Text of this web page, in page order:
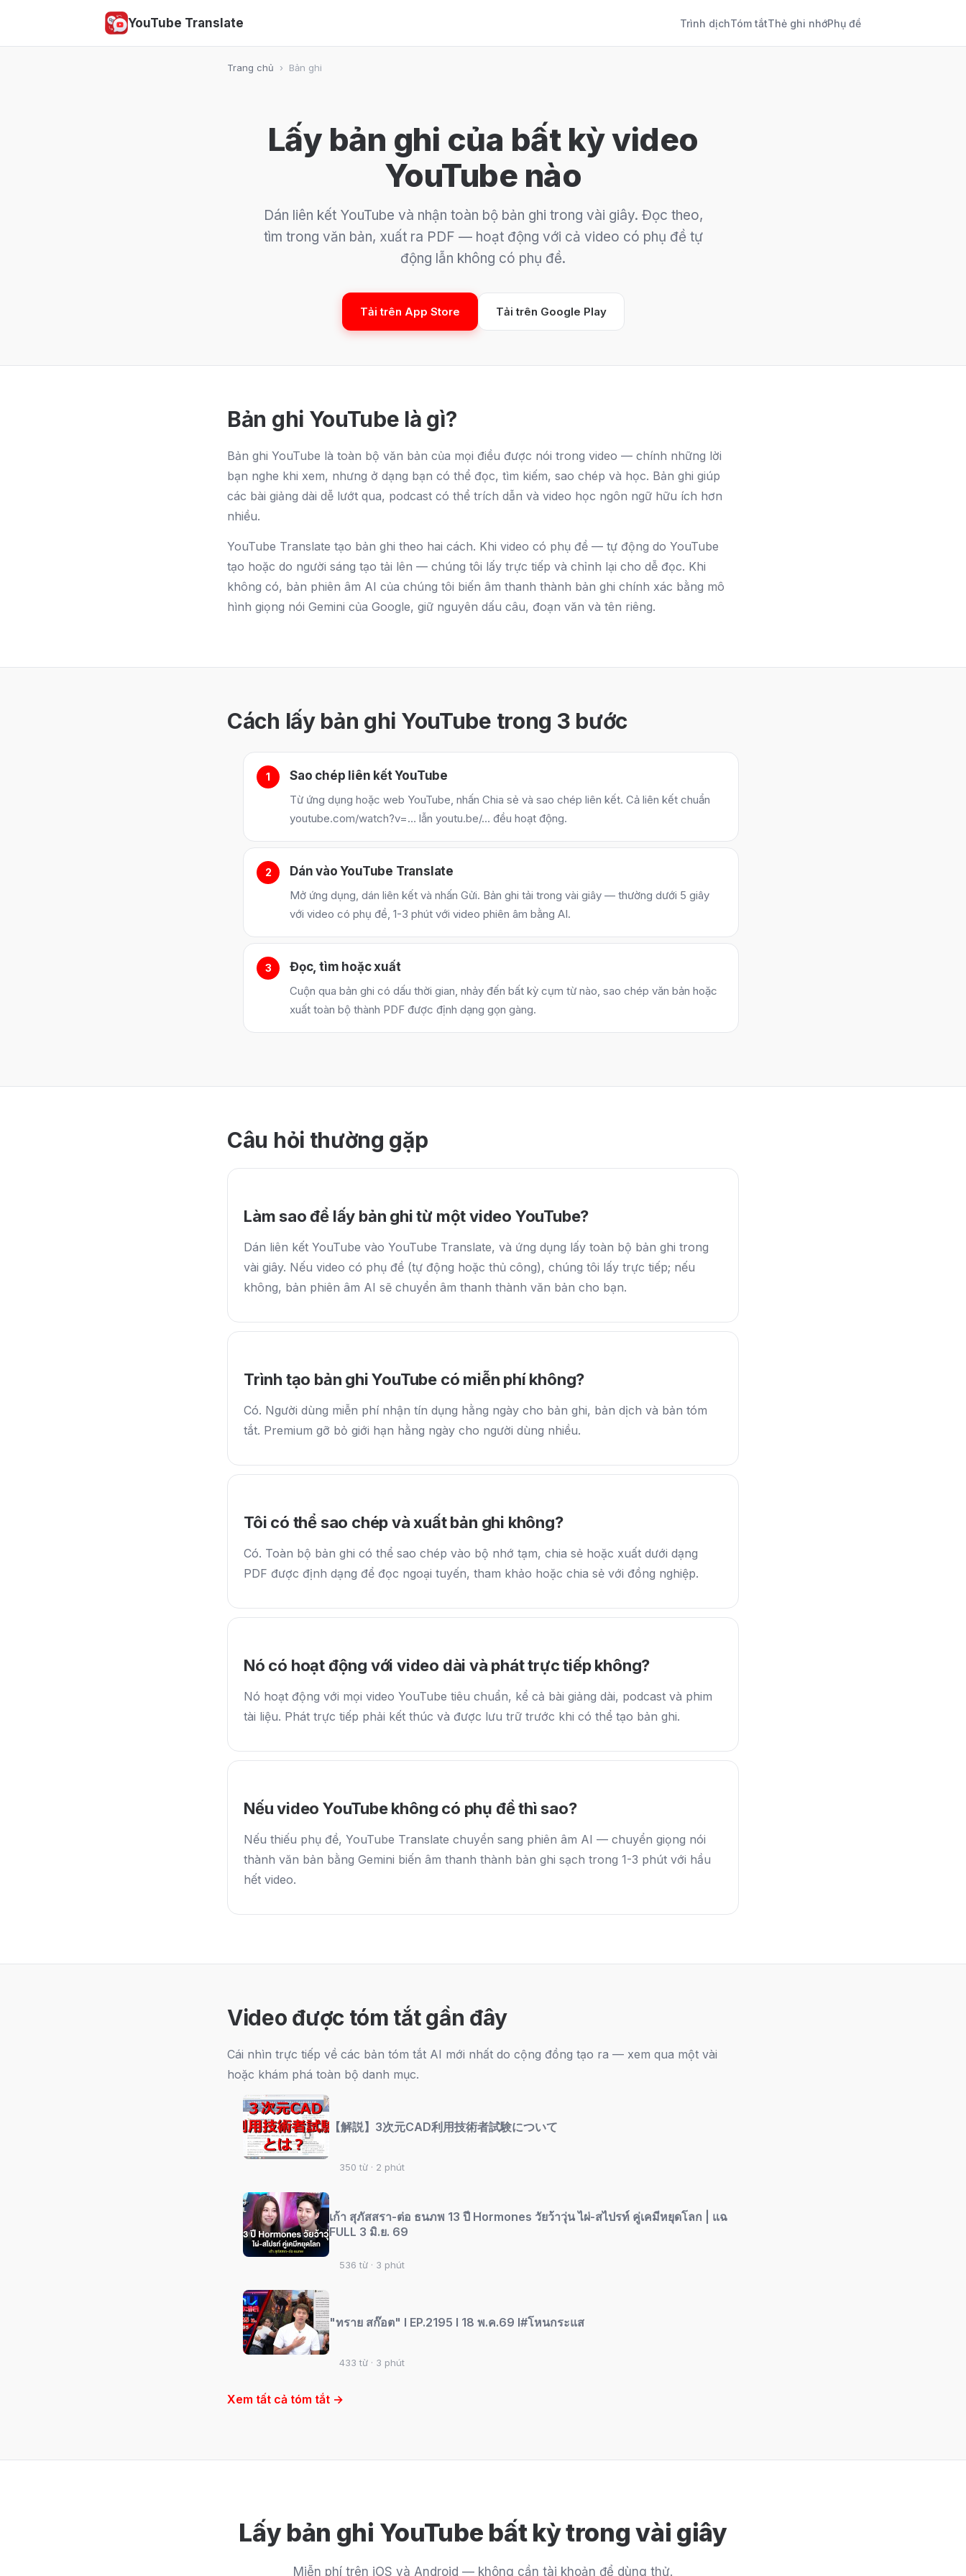
YouTube Translate Trình dịchTóm tắtThẻ ghi nhớPhụ đề
Trang chủ › Bản ghi
Lấy bản ghi của bất kỳ video
YouTube nào
Dán liên kết YouTube và nhận toàn bộ bản ghi trong vài giây. Đọc theo,
tìm trong văn bản, xuất ra PDF — hoạt động với cả video có phụ đề tự
động lẫn không có phụ đề.
Tải trên App Store Tải trên Google Play
Bản ghi YouTube là gì?
Bản ghi YouTube là toàn bộ văn bản của mọi điều được nói trong video — chính những lời
bạn nghe khi xem, nhưng ở dạng bạn có thể đọc, tìm kiếm, sao chép và học. Bản ghi giúp
các bài giảng dài dễ lướt qua, podcast có thể trích dẫn và video học ngôn ngữ hữu ích hơn
nhiều.
YouTube Translate tạo bản ghi theo hai cách. Khi video có phụ đề — tự động do YouTube
tạo hoặc do người sáng tạo tải lên — chúng tôi lấy trực tiếp và chỉnh lại cho dễ đọc. Khi
không có, bản phiên âm AI của chúng tôi biến âm thanh thành bản ghi chính xác bằng mô
hình giọng nói Gemini của Google, giữ nguyên dấu câu, đoạn văn và tên riêng.
Cách lấy bản ghi YouTube trong 3 bước
Sao chép liên kết YouTube
Từ ứng dụng hoặc web YouTube, nhấn Chia sẻ và sao chép liên kết. Cả liên kết chuẩn
youtube.com/watch?v=… lẫn youtu.be/… đều hoạt động.
Dán vào YouTube Translate
Mở ứng dụng, dán liên kết và nhấn Gửi. Bản ghi tải trong vài giây — thường dưới 5 giây
với video có phụ đề, 1-3 phút với video phiên âm bằng AI.
Đọc, tìm hoặc xuất
Cuộn qua bản ghi có dấu thời gian, nhảy đến bất kỳ cụm từ nào, sao chép văn bản hoặc
xuất toàn bộ thành PDF được định dạng gọn gàng.
Câu hỏi thường gặp
Làm sao để lấy bản ghi từ một video YouTube?
Dán liên kết YouTube vào YouTube Translate, và ứng dụng lấy toàn bộ bản ghi trong
vài giây. Nếu video có phụ đề (tự động hoặc thủ công), chúng tôi lấy trực tiếp; nếu
không, bản phiên âm AI sẽ chuyển âm thanh thành văn bản cho bạn.
Trình tạo bản ghi YouTube có miễn phí không?
Có. Người dùng miễn phí nhận tín dụng hằng ngày cho bản ghi, bản dịch và bản tóm
tắt. Premium gỡ bỏ giới hạn hằng ngày cho người dùng nhiều.
Tôi có thể sao chép và xuất bản ghi không?
Có. Toàn bộ bản ghi có thể sao chép vào bộ nhớ tạm, chia sẻ hoặc xuất dưới dạng
PDF được định dạng để đọc ngoại tuyến, tham khảo hoặc chia sẻ với đồng nghiệp.
Nó có hoạt động với video dài và phát trực tiếp không?
Nó hoạt động với mọi video YouTube tiêu chuẩn, kể cả bài giảng dài, podcast và phim
tài liệu. Phát trực tiếp phải kết thúc và được lưu trữ trước khi có thể tạo bản ghi.
Nếu video YouTube không có phụ đề thì sao?
Nếu thiếu phụ đề, YouTube Translate chuyển sang phiên âm AI — chuyển giọng nói
thành văn bản bằng Gemini biến âm thanh thành bản ghi sạch trong 1-3 phút với hầu
hết video.
Video được tóm tắt gần đây
Cái nhìn trực tiếp về các bản tóm tắt AI mới nhất do cộng đồng tạo ra — xem qua một vài
hoặc khám phá toàn bộ danh mục.
【解説】3次元CAD利用技術者試験について
350 từ · 2 phút
เก้า สุภัสสรา-ต่อ ธนภพ 13 ปี Hormones วัยว้าวุ่น ไผ่-สไปรท์ คู่เคมีหยุดโลก | แฉ
FULL 3 มิ.ย. 69
536 từ · 3 phút
"ทราย สก๊อต" l EP.2195 l 18 พ.ค.69 l#โหนกระแส
433 từ · 3 phút
Xem tất cả tóm tắt →
Lấy bản ghi YouTube bất kỳ trong vài giây
Miễn phí trên iOS và Android — không cần tài khoản để dùng thử.